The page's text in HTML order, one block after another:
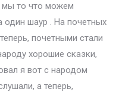
мы то что можем
один шаур . На почетных
почетными стали
хорошие сказки,
я вот с народом
а теперь,